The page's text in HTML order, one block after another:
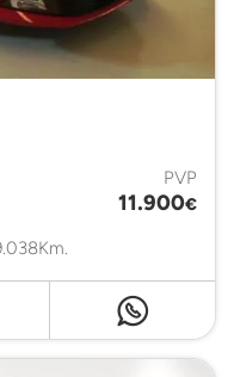
PVP
11.900€